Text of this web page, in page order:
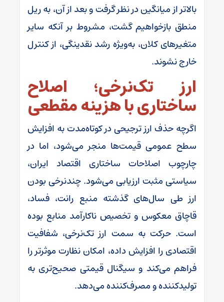
بالاتر از میانگین در نظر گرفت و بعد از آن، به ریل
منطق بازخواهیم گشت، مشروط بر آنکه سایر
متغیر‌های کلان، به‌ویژه رشد نقدینگی، از کنترل
خارج نشوند.
ارز تک‌نرخی؛ اصلاح
ساختاری با هزینه مقطعی
اگرچه حذف ارز ترجیحی در کوتاه‌مدت به افزایش
سطح عمومی قیمت‌ها منجر می‌شود، اما در
چارچوب اصلاحات ساختاری اقتصاد ایران،
سیاستی مثبت ارزیابی می‌شود. چندنرخی بودن
ارز طی سال‌های گذشته منبع رانت، فساد،
قاچاق معکوس و تخصیص ناکارآمد منابع بوده
است. حرکت به سمت ارز تک‌نرخی، شفافیت
اقتصادی را افزایش داده، امکان نظارت موثرتر را
فراهم می‌کند و سیگنال قیمتی صحیح‌تری به
تولیدکننده و مصرف‌کننده می‌دهد.